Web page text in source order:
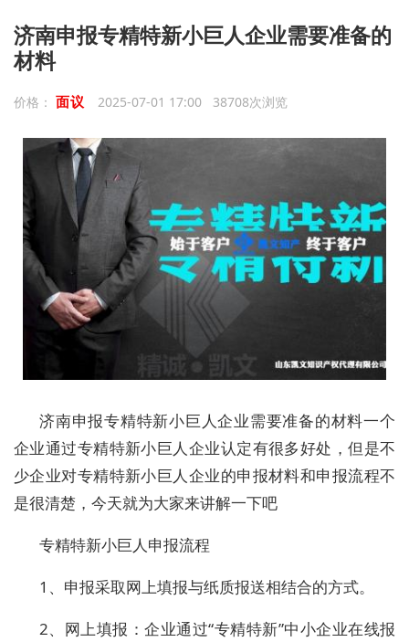
济南申报专精特新小巨人企业需要准备的
材料
价格： 面议 2025-07-01 17:00 38708次浏览
济南申报专精特新小巨人企业需要准备的材料一个
企业通过专精特新小巨人企业认定有很多好处，但是不
少企业对专精特新小巨人企业的申报材料和申报流程不
是很清楚，今天就为大家来讲解一下吧
专精特新小巨人申报流程
1 、申报采取网上填报与纸质报送相结合的方式。
2、网上填报：企业通过“专精特新”中小企业在线报